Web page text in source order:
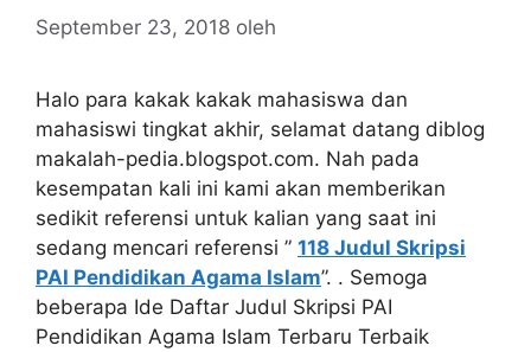
September 23, 2018 oleh
Halo para kakak kakak mahasiswa dan
mahasiswi tingkat akhir, selamat datang diblog
makalah-pedia.blogspot.com. Nah pada
kesempatan kali ini kami akan memberikan
sedikit referensi untuk kalian yang saat ini
sedang mencari referensi ” 118 Judul Skripsi
PAI Pendidikan Agama Islam”. . Semoga
beberapa Ide Daftar Judul Skripsi PAI
Pendidikan Agama Islam Terbaru Terbaik